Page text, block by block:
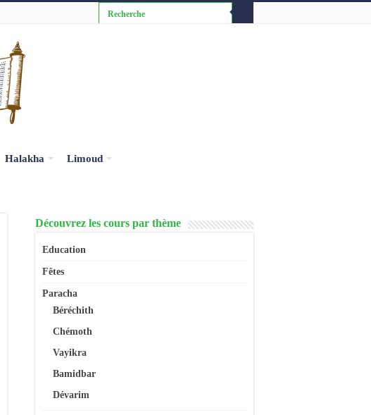
Halakha Limoud
Découvrez les cours par thème
Education
Fêtes
Paracha
Béréchith
Chémoth
Vayikra
Bamidbar
Dévarim